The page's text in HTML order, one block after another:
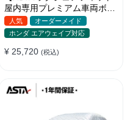
屋内専用プレミアム車両ボデ
ィカバー】オーダーメイド 最
高級生地 柔かい 裏起毛車カ
バー
人気
オーダーメイド
ホンダ エアウェイブ対応
¥ 25,720 (税込)